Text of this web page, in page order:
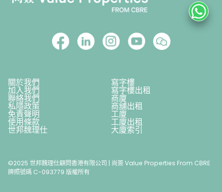
關於我們 寫字樓
加入我們 寫字樓出租
聯絡我們 商廈
私隱政策 商舖出租
免責聲明 工廈
使用條款 工廈出租
世邦魏理仕 大廈索引
©2025 世邦魏理仕顧問香港有限公司 | 尚簽 Value Properties From CBRE
牌照號碼 C-093779 版權所有